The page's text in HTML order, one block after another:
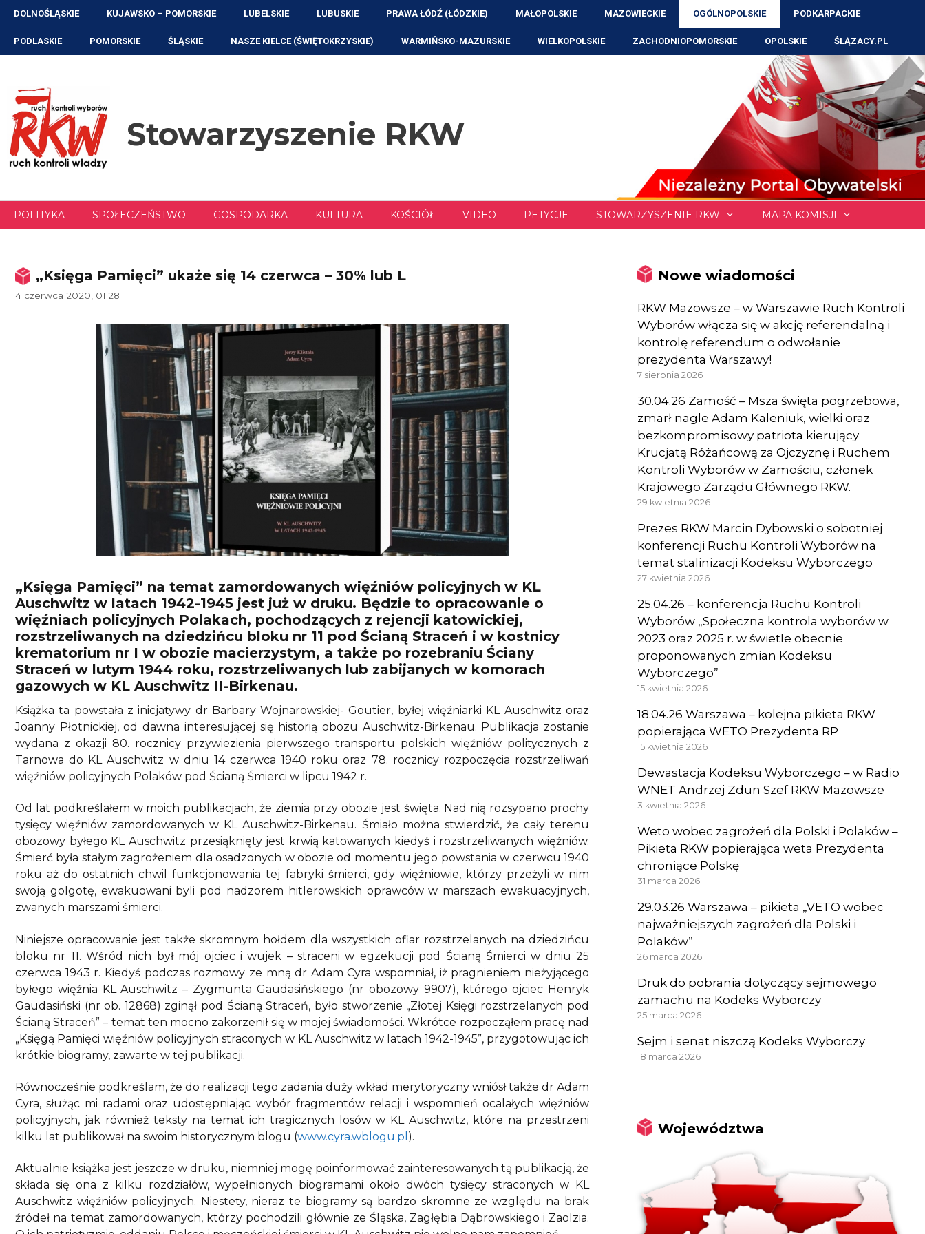
Przejdź
treści
DOLNOŚLĄSKIE KUJAWSKO – POMORSKIE LUBELSKIE LUBUSKIE PRAWA ŁÓDŹ (ŁÓDZKIE) MAŁOPOLSKIE MAZOWIECKIE OGÓLNOPOLSKIE PODKARPACKIE
PODLASKIE POMORSKIE ŚLĄSKIE NASZE KIELCE (ŚWIĘTOKRZYSKIE) WARMIŃSKO-MAZURSKIE WIELKOPOLSKIE ZACHODNIOPOMORSKIE OPOLSKIE ŚLĄZACY.PL
Stowarzyszenie RKW
POLITYKA SPOŁECZEŃSTWO GOSPODARKA KULTURA KOŚCIÓŁ VIDEO PETYCJE STOWARZYSZENIE RKW MAPA KOMISJI
„Księga Pamięci” ukaże się 14 czerwca – 30% lub L
4 czerwca 2020, 01:28
„Księga Pamięci” na temat zamordowanych więźniów policyjnych w KL
Auschwitz w latach 1942-1945 jest już w druku. Będzie to opracowanie o
więźniach policyjnych Polakach, pochodzących z rejencji katowickiej,
rozstrzeliwanych na dziedzińcu bloku nr 11 pod Ścianą Straceń i w kostnicy
krematorium nr I w obozie macierzystym, a także po rozebraniu Ściany
Straceń w lutym 1944 roku, rozstrzeliwanych lub zabijanych w komorach
gazowych w KL Auschwitz II-Birkenau.
Książka ta powstała z inicjatywy dr Barbary Wojnarowskiej- Goutier, byłej więźniarki KL Auschwitz oraz
Joanny Płotnickiej, od dawna interesującej się historią obozu Auschwitz-Birkenau. Publikacja zostanie
wydana z okazji 80. rocznicy przywiezienia pierwszego transportu polskich więźniów politycznych z
Tarnowa do KL Auschwitz w dniu 14 czerwca 1940 roku oraz 78. rocznicy rozpoczęcia rozstrzeliwań
więźniów policyjnych Polaków pod Ścianą Śmierci w lipcu 1942 r.
Od lat podkreślałem w moich publikacjach, że ziemia przy obozie jest święta. Nad nią rozsypano prochy
tysięcy więźniów zamordowanych w KL Auschwitz-Birkenau. Śmiało można stwierdzić, że cały terenu
obozowy byłego KL Auschwitz przesiąknięty jest krwią katowanych kiedyś i rozstrzeliwanych więźniów.
Śmierć była stałym zagrożeniem dla osadzonych w obozie od momentu jego powstania w czerwcu 1940
roku aż do ostatnich chwil funkcjonowania tej fabryki śmierci, gdy więźniowie, którzy przeżyli w nim
swoją golgotę, ewakuowani byli pod nadzorem hitlerowskich oprawców w marszach ewakuacyjnych,
zwanych marszami śmierci.
Niniejsze opracowanie jest także skromnym hołdem dla wszystkich ofiar rozstrzelanych na dziedzińcu
bloku nr 11. Wśród nich był mój ojciec i wujek – straceni w egzekucji pod Ścianą Śmierci w dniu 25
czerwca 1943 r. Kiedyś podczas rozmowy ze mną dr Adam Cyra wspomniał, iż pragnieniem nieżyjącego
byłego więźnia KL Auschwitz – Zygmunta Gaudasińskiego (nr obozowy 9907), którego ojciec Henryk
Gaudasiński (nr ob. 12868) zginął pod Ścianą Straceń, było stworzenie „Złotej Księgi rozstrzelanych pod
Ścianą Straceń” – temat ten mocno zakorzenił się w mojej świadomości. Wkrótce rozpocząłem pracę nad
„Księgą Pamięci więźniów policyjnych straconych w KL Auschwitz w latach 1942-1945”, przygotowując ich
krótkie biogramy, zawarte w tej publikacji.
Równocześnie podkreślam, że do realizacji tego zadania duży wkład merytoryczny wniósł także dr Adam
Cyra, służąc mi radami oraz udostępniając wybór fragmentów relacji i wspomnień ocalałych więźniów
policyjnych, jak również teksty na temat ich tragicznych losów w KL Auschwitz, które na przestrzeni
kilku lat publikował na swoim historycznym blogu (www.cyra.wblogu.pl ).
Aktualnie książka jest jeszcze w druku, niemniej mogę poinformować zainteresowanych tą publikacją, że
składa się ona z kilku rozdziałów, wypełnionych biogramami około dwóch tysięcy straconych w KL
Auschwitz więźniów policyjnych. Niestety, nieraz te biogramy są bardzo skromne ze względu na brak
źródeł na temat zamordowanych, którzy pochodzili głównie ze Śląska, Zagłębia Dąbrowskiego i Zaolzia.
Nowe wiadomości
RKW Mazowsze – w Warszawie Ruch Kontroli
Wyborów włącza się w akcję referendalną i
kontrolę referendum o odwołanie
prezydenta Warszawy!
7 sierpnia 2026
30.04.26 Zamość – Msza święta pogrzebowa,
zmarł nagle Adam Kaleniuk, wielki oraz
bezkompromisowy patriota kierujący
Krucjatą Różańcową za Ojczyznę i Ruchem
Kontroli Wyborów w Zamościu, członek
Krajowego Zarządu Głównego RKW.
29 kwietnia 2026
Prezes RKW Marcin Dybowski o sobotniej
konferencji Ruchu Kontroli Wyborów na
temat stalinizacji Kodeksu Wyborczego
27 kwietnia 2026
25.04.26 – konferencja Ruchu Kontroli
Wyborów „Społeczna kontrola wyborów w
2023 oraz 2025 r. w świetle obecnie
proponowanych zmian Kodeksu
Wyborczego”
15 kwietnia 2026
18.04.26 Warszawa – kolejna pikieta RKW
popierająca WETO Prezydenta RP
15 kwietnia 2026
Dewastacja Kodeksu Wyborczego – w Radio
WNET Andrzej Zdun Szef RKW Mazowsze
3 kwietnia 2026
Weto wobec zagrożeń dla Polski i Polaków –
Pikieta RKW popierająca weta Prezydenta
chroniące Polskę
31 marca 2026
29.03.26 Warszawa – pikieta „VETO wobec
najważniejszych zagrożeń dla Polski i
Polaków”
26 marca 2026
Druk do pobrania dotyczący sejmowego
zamachu na Kodeks Wyborczy
25 marca 2026
Sejm i senat niszczą Kodeks Wyborczy
18 marca 2026
Województwa